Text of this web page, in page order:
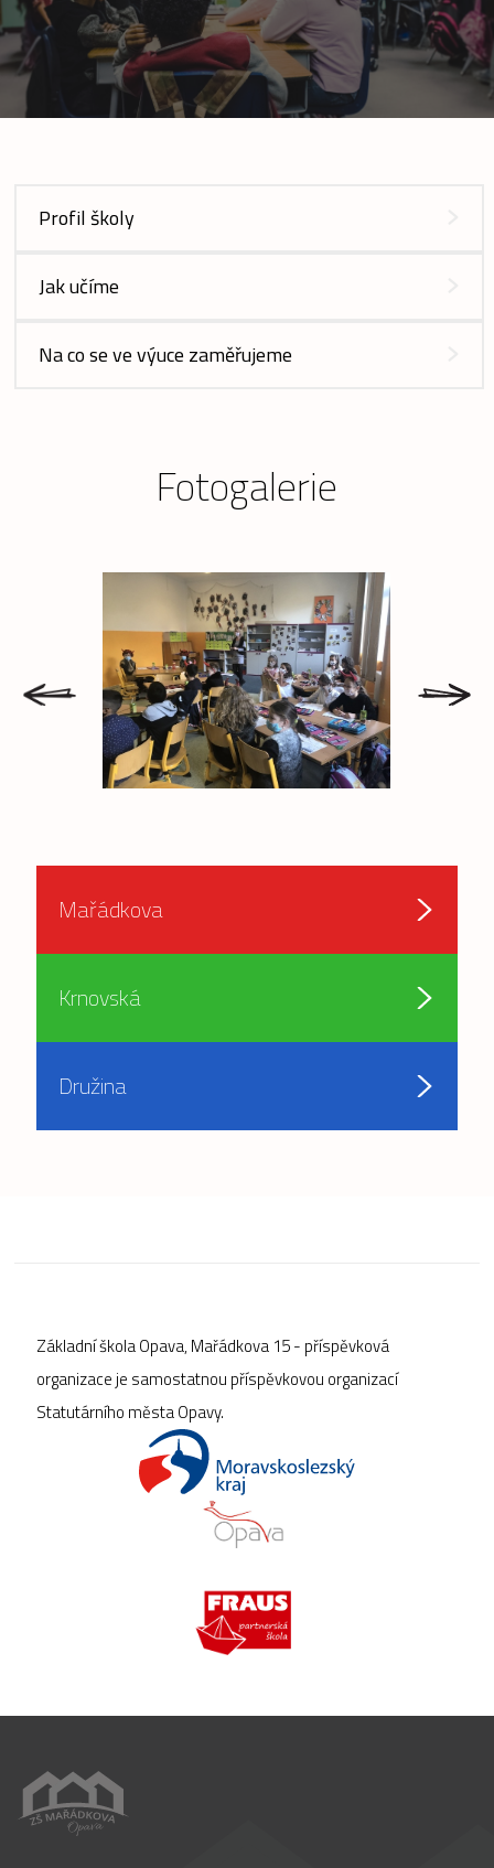
Profil školy
Jak učíme
Na co se ve výuce zaměřujeme
Fotogalerie
Mařádkova
Krnovská
Družina
Základní škola Opava, Mařádkova 15 - příspěvková
organizace je samostatnou příspěvkovou organizací
Statutárního města Opavy.